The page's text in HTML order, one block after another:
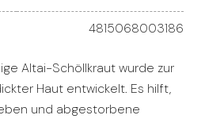
4815068003186
Altai-Schöllkraut wurde zur
Haut entwickelt. Es hilft,
und abgestorbene